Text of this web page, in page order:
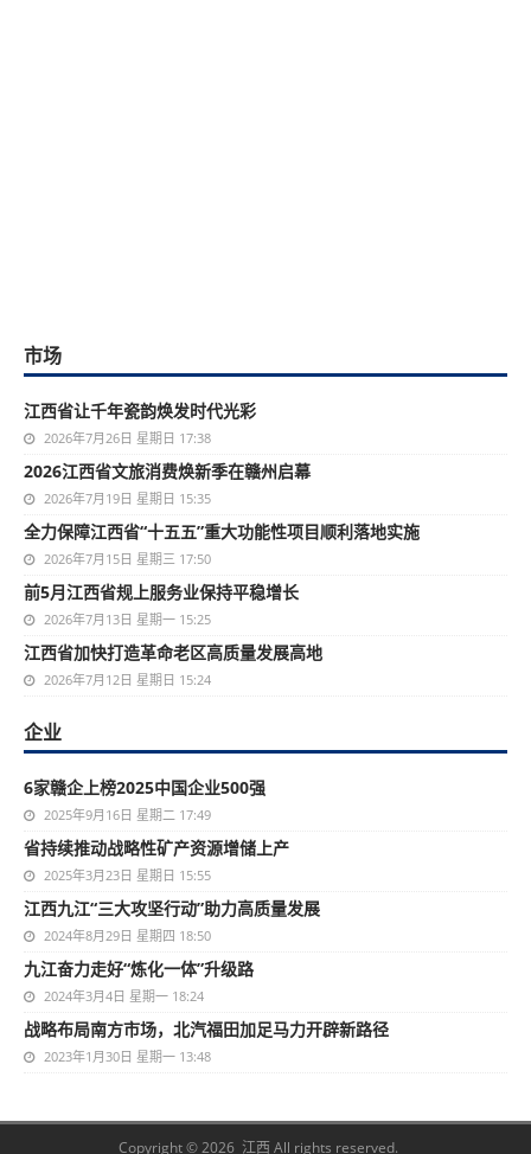
市场
江西省让千年瓷韵焕发时代光彩
2026年7月26日 星期日 17:38
2026江西省文旅消费焕新季在赣州启幕
2026年7月19日 星期日 15:35
全力保障江西省“十五五”重大功能性项目顺利落地实施
2026年7月15日 星期三 17:50
前5月江西省规上服务业保持平稳增长
2026年7月13日 星期一 15:25
江西省加快打造革命老区高质量发展高地
2026年7月12日 星期日 15:24
企业
6家赣企上榜2025中国企业500强
2025年9月16日 星期二 17:49
省持续推动战略性矿产资源增储上产
2025年3月23日 星期日 15:55
江西九江“三大攻坚行动”助力高质量发展
2024年8月29日 星期四 18:50
九江奋力走好“炼化一体”升级路
2024年3月4日 星期一 18:24
战略布局南方市场，北汽福田加足马力开辟新路径
2023年1月30日 星期一 13:48
Copyright © 2026 江西 All rights reserved.